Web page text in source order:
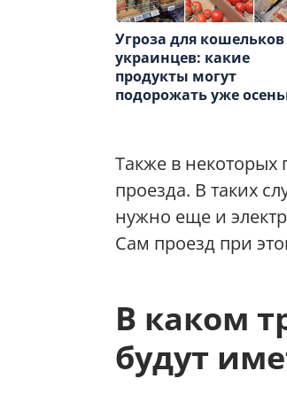
Угроза для кошельков
украинцев: какие
продукты могут
подорожать уже
Также в некоторых
проезда. В таких
нужно еще и
Сам проезд при
В каком
будут